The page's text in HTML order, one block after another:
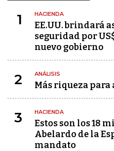
1 HACIENDA
EE.UU. brindará
seguridad por
nuevo gobierno
2 ANÁLISIS
Más riqueza
3 HACIENDA
Estos son los 18
Abelardo de la
mandato